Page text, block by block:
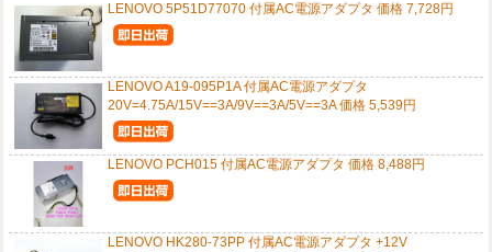
LENOVO 5P51D77070 付属AC電源アダプタ 価格 7,728円
LENOVO A19-095P1A 付属AC電源アダプタ
20V=4.75A/15V==3A/9V==3A/5V==3A 価格 5,539円
LENOVO PCH015 付属AC電源アダプタ 価格 8,488円
LENOVO HK280-73PP 付属AC電源アダプタ +12V